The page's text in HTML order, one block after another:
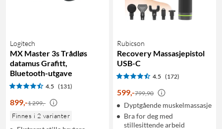
Logitech
MX Master 3s Trådløs
datamus Grafitt,
Bluetooth-utgave
4.5 (131)
899,-1 299,-
Finnes i 2 varianter
Rubicson
Recovery Massasjepistol
USB-C
4.5 (172)
599,-799,90
Dyptgående muskelmassasje
Bra for deg med
stillesittende arbeid